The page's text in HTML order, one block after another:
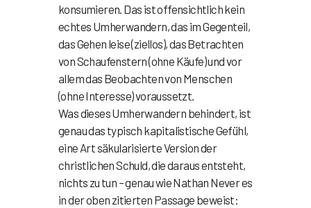
konsumieren. Das ist offensichtlich kein
echtes Umherwandern, das im Gegenteil,
das Gehen leise (ziellos), das Betrachten
von Schaufenstern (ohne Käufe) und vor
allem das Beobachten von Menschen
(ohne Interesse) voraussetzt.
Was dieses Umherwandern behindert, ist
genau das typisch kapitalistische Gefühl,
eine Art säkularisierte Version der
christlichen Schuld, die daraus entsteht,
nichts zu tun – genau wie Nathan Never es
in der oben zitierten Passage beweist: